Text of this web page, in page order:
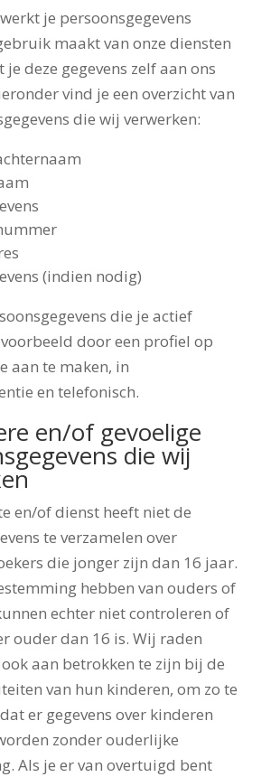
je persoonsgegevens
maakt van onze diensten
deze gegevens zelf aan ons
vind je een overzicht van
die wij verwerken:
(indien nodig)
die je actief
door een profiel op
aan te maken, in
en telefonisch.
en/of gevoelige
die wij
en/of dienst heeft niet de
te verzamelen over
die jonger zijn dan 16 jaar.
hebben van ouders of
echter niet controleren of
ouder dan 16 is. Wij raden
aan betrokken te zijn bij de
van hun kinderen, om zo te
er gegevens over kinderen
zonder ouderlijke
Als je er van overtuigd bent